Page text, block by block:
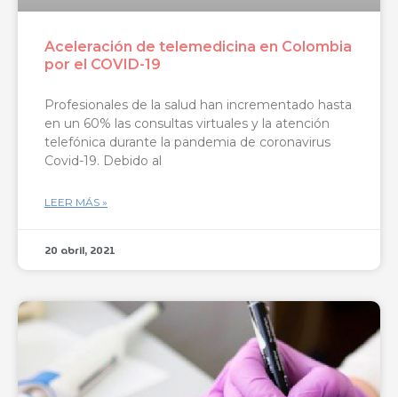
Aceleración de telemedicina en Colombia
por el COVID-19
Profesionales de la salud han incrementado hasta
en un 60% las consultas virtuales y la atención
telefónica durante la pandemia de coronavirus
Covid-19. Debido al
LEER MÁS »
20 abril, 2021